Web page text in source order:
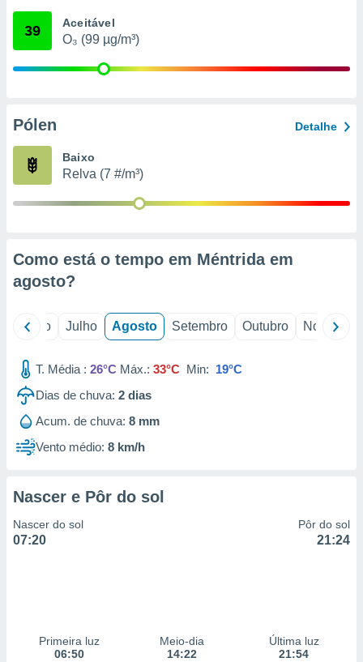
através
estudos
1199
39 Aceitável
O₃ (99 µg/m³)
Pólen Detalhe
Baixo
Relva (7 #/m³)
Como está o tempo em Méntrida em
agosto?
Junho Julho Agosto Setembro Outubro Novembro
T. Média : 26°C Máx.: 33°C Min: 19°C
Dias de chuva: 2 dias
Acum. de chuva: 8 mm
Vento médio: 8 km/h
Nascer e Pôr do sol
Nascer do sol
07:20
Pôr do sol
21:24
Primeira luz
06:50
Meio-dia
14:22
Última luz
21:54